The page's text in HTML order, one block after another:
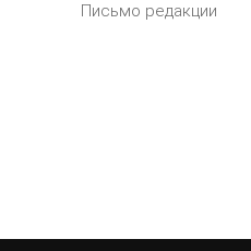
Письмо редакции